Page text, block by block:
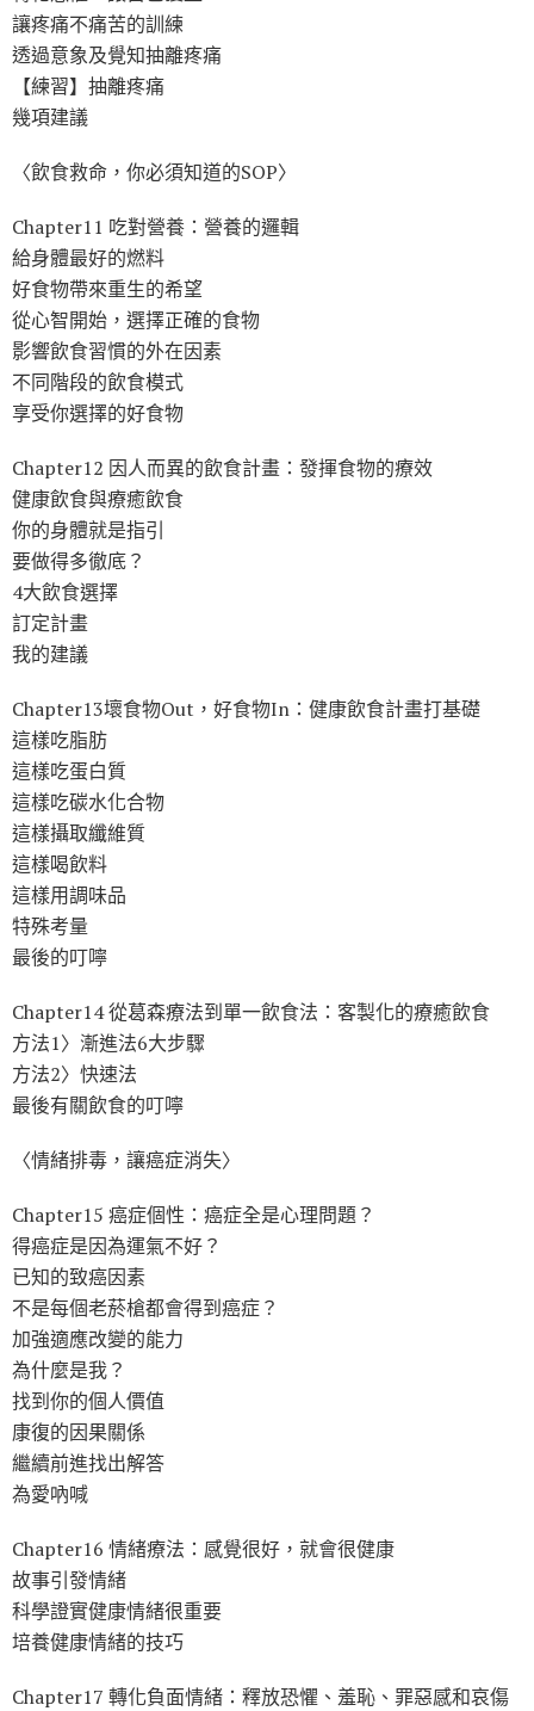
讓疼痛不痛苦的訓練
透過意象及覺知抽離疼痛
【練習】抽離疼痛
幾項建議
〈飲食救命，你必須知道的SOP〉
Chapter11 吃對營養：營養的邏輯
給身體最好的燃料
好食物帶來重生的希望
從心智開始，選擇正確的食物
影響飲食習慣的外在因素
不同階段的飲食模式
享受你選擇的好食物
Chapter12 因人而異的飲食計畫：發揮食物的療效
健康飲食與療癒飲食
你的身體就是指引
要做得多徹底？
4大飲食選擇
訂定計畫
我的建議
Chapter13壞食物Out，好食物In：健康飲食計畫打基礎
這樣吃脂肪
這樣吃蛋白質
這樣吃碳水化合物
這樣攝取纖維質
這樣喝飲料
這樣用調味品
特殊考量
最後的叮嚀
Chapter14 從葛森療法到單一飲食法：客製化的療癒飲食
方法1〉漸進法6大步驟
方法2〉快速法
最後有關飲食的叮嚀
〈情緒排毒，讓癌症消失〉
Chapter15 癌症個性：癌症全是心理問題？
得癌症是因為運氣不好？
已知的致癌因素
不是每個老菸槍都會得到癌症？
加強適應改變的能力
為什麼是我？
找到你的個人價值
康復的因果關係
繼續前進找出解答
為愛吶喊
Chapter16 情緒療法：感覺很好，就會很健康
故事引發情緒
科學證實健康情緒很重要
培養健康情緒的技巧
Chapter17 轉化負面情緒：釋放恐懼、羞恥、罪惡感和哀傷